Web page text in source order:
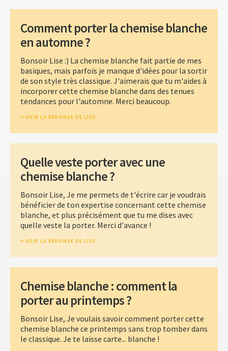
Comment porter la chemise blanche
en automne ?
Bonsoir Lise :) La chemise blanche fait partie de mes
basiques, mais parfois je manque d'idées pour la sortir
de son style très classique. J'aimerais que tu m'aides à
incorporer cette chemise blanche dans des tenues
tendances pour l'automne. Merci beaucoup.
VOIR LA RÉPONSE DE LISE
Quelle veste porter avec une
chemise blanche ?
Bonsoir Lise, Je me permets de t'écrire car je voudrais
bénéficier de ton expertise concernant cette chemise
blanche, et plus précisément que tu me dises avec
quelle veste la porter. Merci d'avance !
VOIR LA RÉPONSE DE LISE
Chemise blanche : comment la
porter au printemps ?
Bonsoir Lise, Je voulais savoir comment porter cette
chemise blanche ce printemps sans trop tomber dans
le classique. Je te laisse carte... blanche !